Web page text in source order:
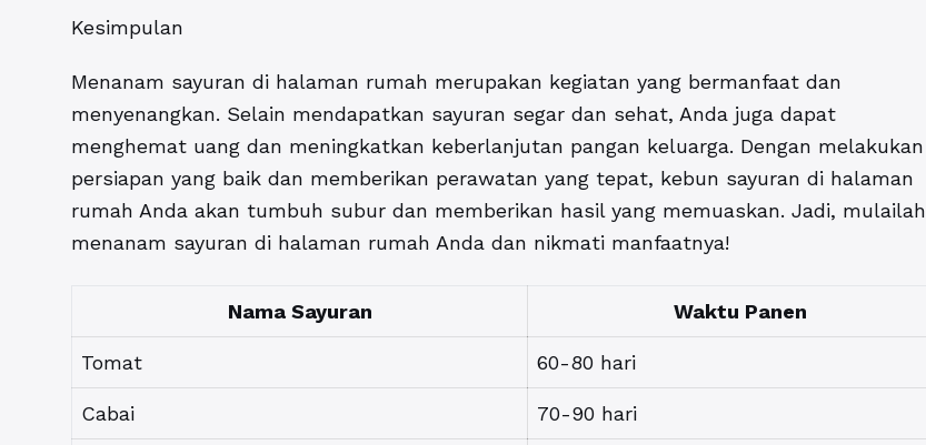
Kesimpulan
Menanam sayuran di halaman rumah merupakan kegiatan yang bermanfaat dan
menyenangkan. Selain mendapatkan sayuran segar dan sehat, Anda juga dapat
menghemat uang dan meningkatkan keberlanjutan pangan keluarga. Dengan melakukan
persiapan yang baik dan memberikan perawatan yang tepat, kebun sayuran di halaman
rumah Anda akan tumbuh subur dan memberikan hasil yang memuaskan. Jadi, mulailah
menanam sayuran di halaman rumah Anda dan nikmati manfaatnya!
Nama Sayuran Waktu Panen
Tomat 60-80 hari
Cabai 70-90 hari